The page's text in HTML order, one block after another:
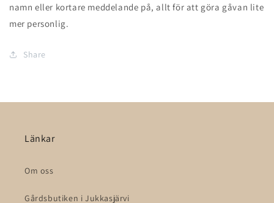
namn eller kortare meddelande på, allt för att göra gåvan lite
mer personlig.
Share
Länkar
Om oss
Gårdsbutiken i Jukkasjärvi